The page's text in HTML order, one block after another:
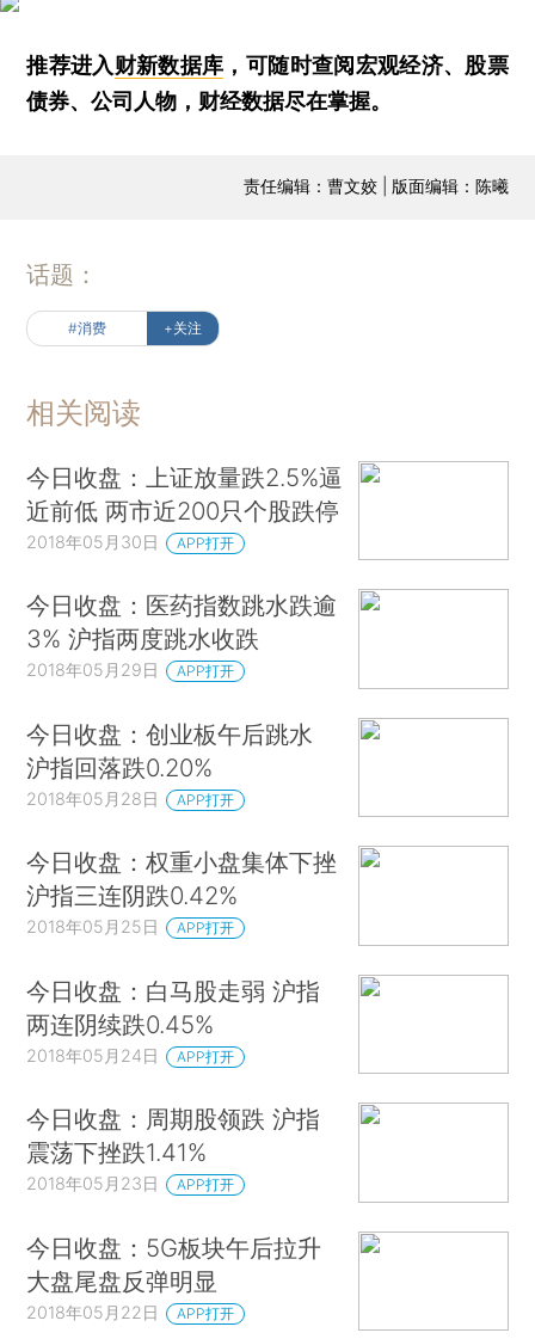
推荐进入财新数据库 ，可随时查阅宏观经济、股票
债券、公司人物，财经数据尽在掌握。
责任编辑：曹文姣 | 版面编辑：陈曦
话题：
#消费 +关注
相关阅读
今日收盘：上证放量跌2.5%逼
近前低 两市近200只个股跌停
2018年05月30日 APP打开
今日收盘：医药指数跳水跌逾
3% 沪指两度跳水收跌
2018年05月29日 APP打开
今日收盘：创业板午后跳水
沪指回落跌0.20%
2018年05月28日 APP打开
今日收盘：权重小盘集体下挫
沪指三连阴跌0.42%
2018年05月25日 APP打开
今日收盘：白马股走弱 沪指
两连阴续跌0.45%
2018年05月24日 APP打开
今日收盘：周期股领跌 沪指
震荡下挫跌1.41%
2018年05月23日 APP打开
今日收盘：5G板块午后拉升
大盘尾盘反弹明显
2018年05月22日 APP打开